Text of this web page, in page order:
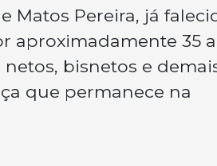
Matos Pereira, já
aproximadamente 35
bisnetos e
que permanece na